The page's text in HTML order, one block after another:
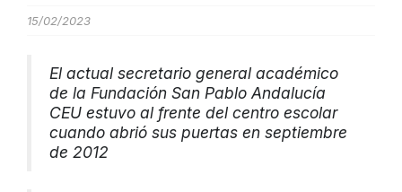
15/02/2023
El actual secretario general académico
de la Fundación San Pablo Andalucía
CEU estuvo al frente del centro escolar
cuando abrió sus puertas en septiembre
de 2012